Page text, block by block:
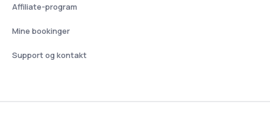
Affiliate-program
Mine bookinger
Support og kontakt